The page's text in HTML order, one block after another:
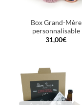
Box Grand-Mère
personnalisable
31,00€